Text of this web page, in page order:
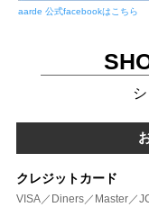
aarde 公式facebookはこちら
クレジットカード
VISA／Diners／Master／